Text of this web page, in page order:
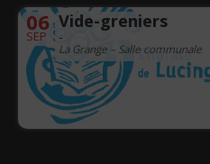
06
SEP
Vide-greniers
-
La Grange – Salle communale